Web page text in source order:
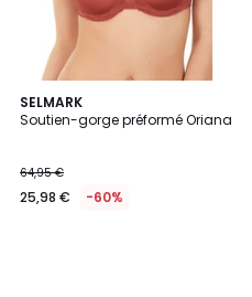
SELMARK
Soutien-gorge préformé Oriana
64,95 €
25,98 € -60%